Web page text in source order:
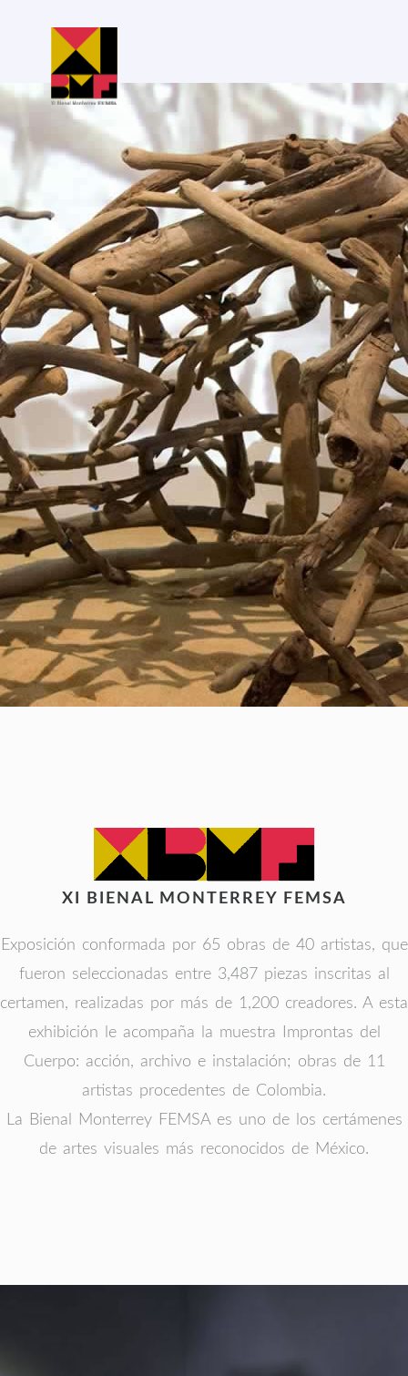
XI BIENAL MONTERREY FEMSA
Exposición conformada por 65 obras de 40 artistas, que
fueron seleccionadas entre 3,487 piezas inscritas al
certamen, realizadas por más de 1,200 creadores. A esta
exhibición le acompaña la muestra Improntas del
Cuerpo: acción, archivo e instalación; obras de 11
artistas procedentes de Colombia.
La Bienal Monterrey FEMSA es uno de los certámenes
de artes visuales más reconocidos de México.